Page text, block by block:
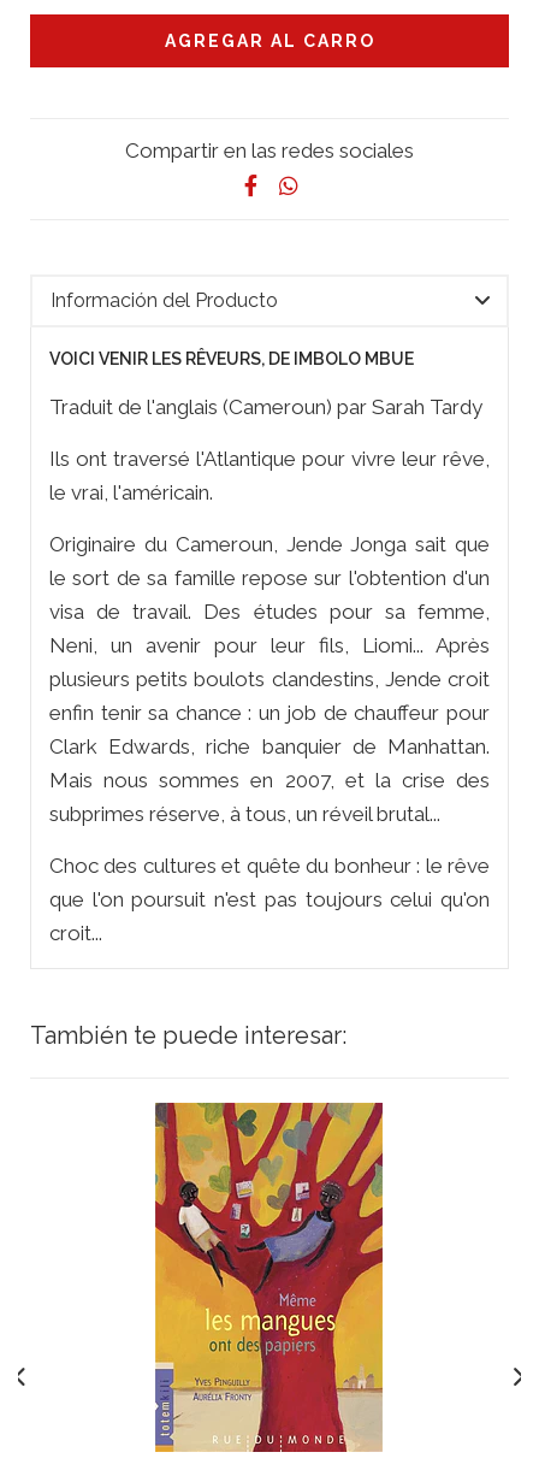
Compartir en las redes sociales
Información del Producto
VOICI VENIR LES RÊVEURS, DE IMBOLO MBUE
Traduit de l'anglais (Cameroun) par Sarah Tardy
Ils ont traversé l'Atlantique pour vivre leur rêve,
le vrai, l'américain.
Originaire du Cameroun, Jende Jonga sait que
le sort de sa famille repose sur l'obtention d'un
visa de travail. Des études pour sa femme,
Neni, un avenir pour leur fils, Liomi... Après
plusieurs petits boulots clandestins, Jende croit
enfin tenir sa chance : un job de chauffeur pour
Clark Edwards, riche banquier de Manhattan.
Mais nous sommes en 2007, et la crise des
subprimes réserve, à tous, un réveil brutal...
Choc des cultures et quête du bonheur : le rêve
que l'on poursuit n'est pas toujours celui qu'on
croit...
También te puede interesar: